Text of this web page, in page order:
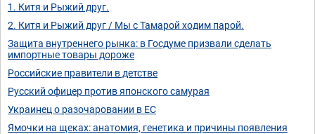
1. Китя и Рыжий друг.
2. Китя и Рыжий друг / Мы с Тамарой ходим парой.
Защита внутреннего рынка: в Госдуме призвали сделать
импортные товары дороже
Российские правители в детстве
Русский офицер против японского самурая
Украинец о разочаровании в ЕС
Ямочки на щеках: анатомия, генетика и причины появления